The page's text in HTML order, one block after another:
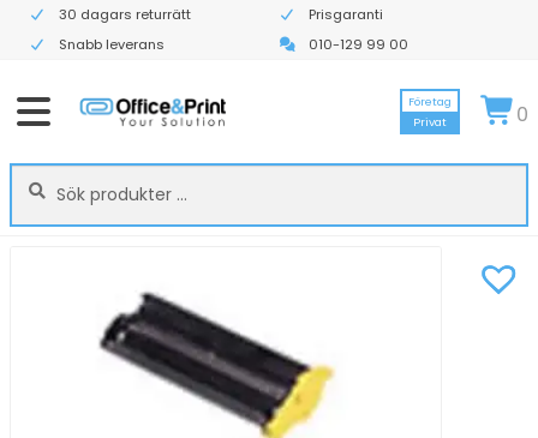
30 dagars returrätt
Prisgaranti
Snabb leverans
010-129 99 00
Sök
efter:
Sök
Företag
Privat
0